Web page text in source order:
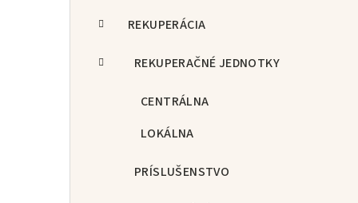
REKUPERÁCIA
REKUPERAČNÉ JEDNOTKY
CENTRÁLNA
LOKÁLNA
PRÍSLUŠENSTVO